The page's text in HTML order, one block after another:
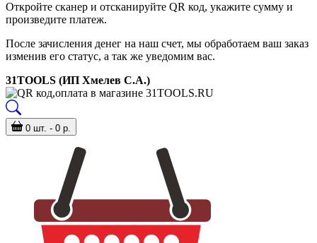
Откройте сканер и отсканируйте QR код, укажите сумму и
произведите платеж.
После зачисления денег на наш счет, мы обработаем ваш заказ
изменив его статус, а так же уведомим вас.
31TOOLS (ИП Хмелев С.А.)
0 шт. - 0 р.